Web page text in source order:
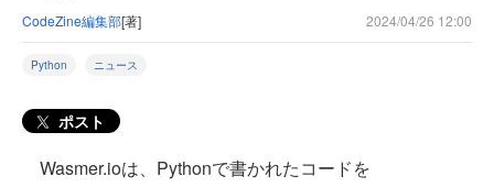
CodeZine編集部[著] 2024/04/26 12:00
Python ニュース
ポスト
Wasmer.ioは、Pythonで書かれたコードを